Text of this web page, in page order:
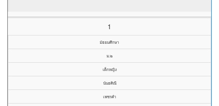
1
มัธยมศึกษา
ม.๒
เด็กหญิง
นันธศิณี
เพชรคำ